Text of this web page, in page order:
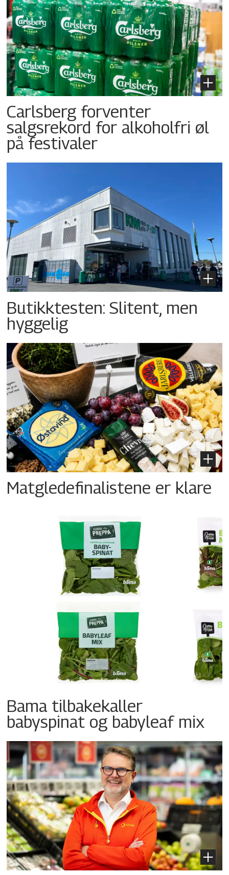
Carlsberg forventer
salgsrekord for alkoholfri øl
på festivaler
Butikktesten: Slitent, men
hyggelig
Matgledefinalistene er klare
Bama tilbakekaller
babyspinat og babyleaf mix